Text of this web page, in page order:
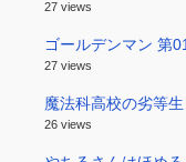
27 views
ゴールデンマン 第
27 views
魔法科高校の劣等
26 views